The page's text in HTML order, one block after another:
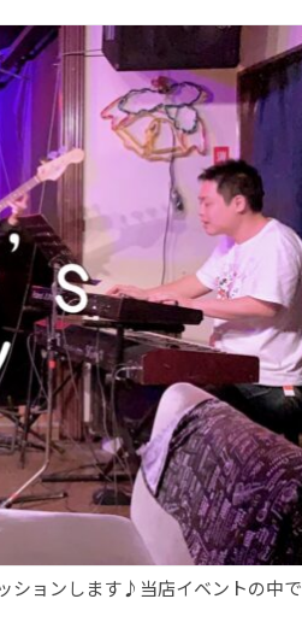
ションします♪当店イベントの中で